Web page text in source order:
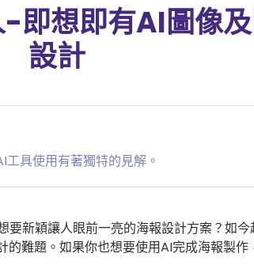
即想即有AI圖像
設計
具使用有著獨特的見解。
新穎讓人眼前一亮的海報設計方案？如
難題。如果你也想要使用AI完成海報製